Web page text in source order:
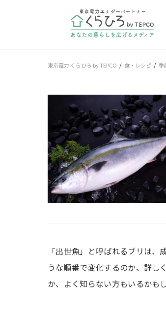
東京電力 くらひろ by TEPCO 食・レシピ 季
「出世魚」と呼ばれるブリは
うな順番で変化するのか、詳し
か、よく知らない方もいるかも